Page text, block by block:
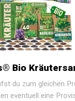
Bio
du zum gleichen
eventuell eine